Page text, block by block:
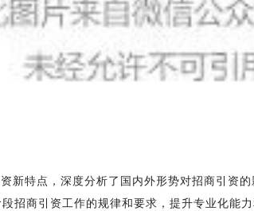
新特点，深度分析了国内外形势对招商引资
招商引资工作的规律和要求，提升专业化能力